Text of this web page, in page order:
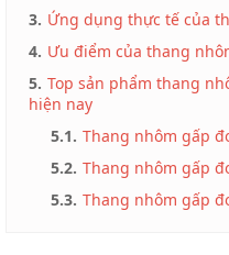
lồng
Thang
3. Ứng dụng thực tế của
4. Ưu điểm của thang
5. Top sản phẩm thang
hiện nay
5.1. Thang nhôm gấp
5.2. Thang nhôm gấp
5.3. Thang nhôm gấp